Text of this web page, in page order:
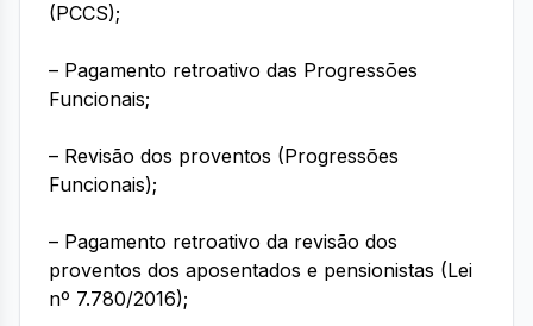
(PCCS);
– Pagamento retroativo das Progressões
Funcionais;
– Revisão dos proventos (Progressões
Funcionais);
– Pagamento retroativo da revisão dos
proventos dos aposentados e pensionistas (Lei
nº 7.780/2016);